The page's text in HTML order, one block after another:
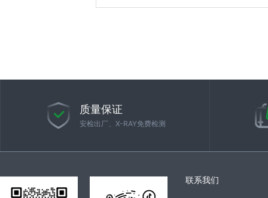
质量保证
安检出厂、X-RAY免费检测
联系我们